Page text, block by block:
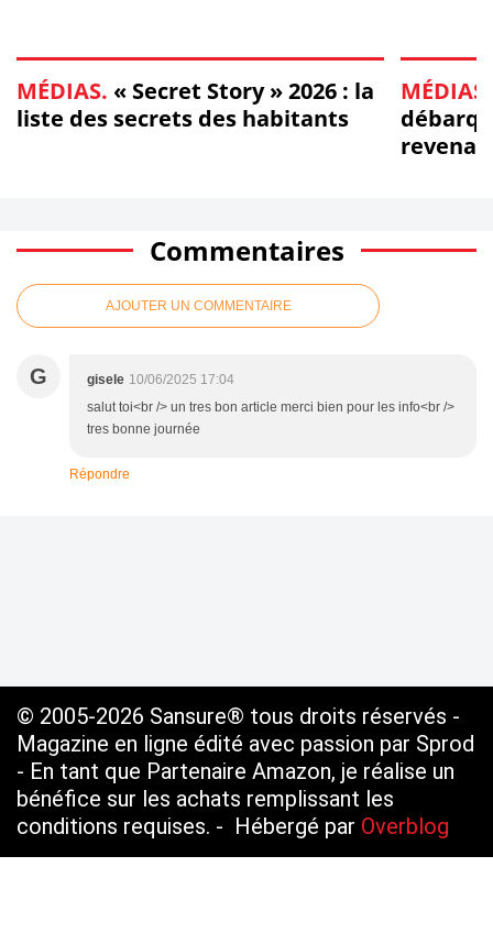
MÉDIAS. « Secret Story » 2026 : la
liste des secrets des habitants
MÉDIAS.
Commentaires
AJOUTER UN COMMENTAIRE
G gisele 10/06/2025 17:04
salut toi<br /> un tres bon article merci bien pour les info<br />
tres bonne journée
Répondre
© 2005-2026 Sansure® tous droits réservés -
Magazine en ligne édité avec passion par Sprod
- En tant que Partenaire Amazon, je réalise un
bénéfice sur les achats remplissant les
conditions requises. - Hébergé par Overblog